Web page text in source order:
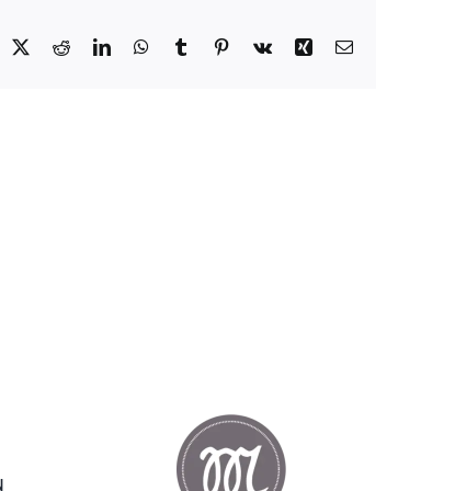
Reddit LinkedInWhatsApp
TumblrPinterest
Vk Xing